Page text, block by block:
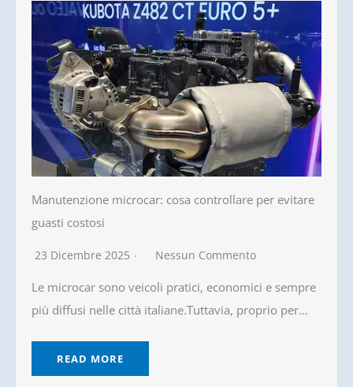
Manutenzione microcar: cosa controllare per evitare
guasti costosi
23 Dicembre 2025 Nessun Commento
Le microcar sono veicoli pratici, economici e sempre
più diffusi nelle città italiane.Tuttavia, proprio per...
READ MORE